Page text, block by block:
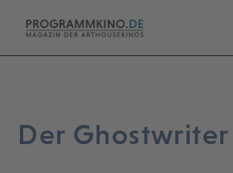
Der Ghostwriter